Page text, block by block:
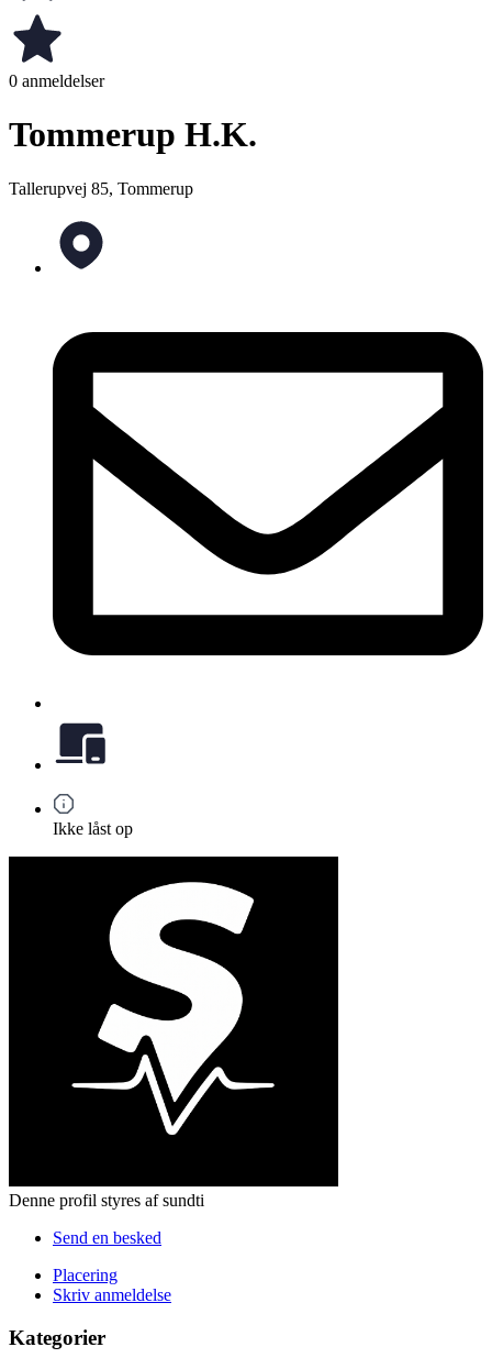
0 anmeldelser
Tommerup H.K.
Tallerupvej 85, Tommerup
Ikke låst op
Denne profil styres af sundti
Send en besked
Placering
Skriv anmeldelse
Kategorier